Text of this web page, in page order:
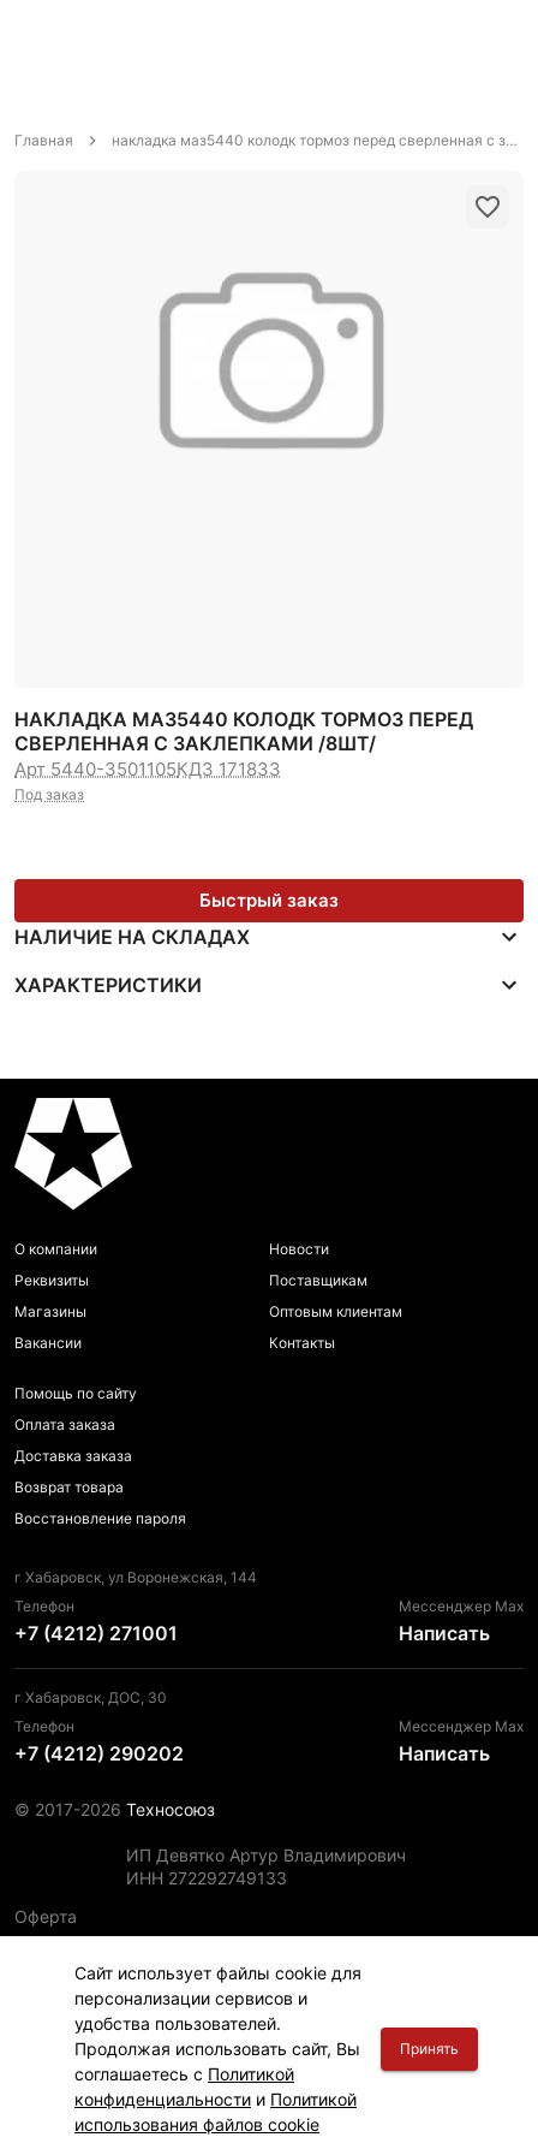
Сайт использует файлы cookie для
персонализации сервисов и
удобства пользователей.
Продолжая использовать сайт, Вы
соглашаетесь с Политикой
конфиденциальности и Политикой
использования файлов cookie
Принять
Главная Финансы Каталог
Главная накладка маз5440 колодк тормоз перед сверленная с заклепками /8шт/
НАКЛАДКА МАЗ5440 КОЛОДК ТОРМОЗ ПЕРЕД
СВЕРЛЕННАЯ С ЗАКЛЕПКАМИ /8ШТ/
Арт 5440-3501105КДЗ 171833
Под заказ
Быстрый заказ
НАЛИЧИЕ НА СКЛАДАХ
ХАРАКТЕРИСТИКИ
О компании
Реквизиты
Магазины
Вакансии
Новости
Поставщикам
Оптовым клиентам
Контакты
Помощь по сайту
Оплата заказа
Доставка заказа
Возврат товара
Восстановление пароля
г Хабаровск, ул Воронежская, 144
Телефон
+7 (4212) 271001
Мессенджер Max
Написать
г Хабаровск, ДОС, 30
Телефон
+7 (4212) 290202
Мессенджер Max
Написать
© 2017-2026 Техносоюз
ИП Девятко Артур Владимирович
ИНН 272292749133
Оферта
Политика конфиденциальности
Политика использования файлов cookie
Информация для правообладателей